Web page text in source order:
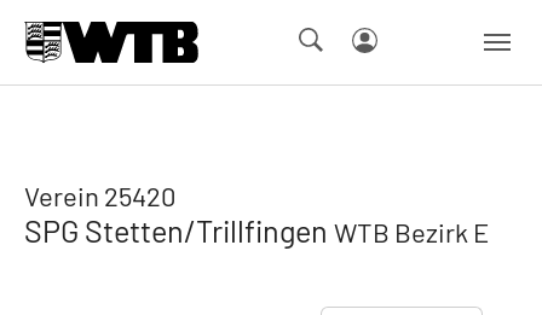
Verein 25420
SPG Stetten/Trillfingen WTB Bezirk E